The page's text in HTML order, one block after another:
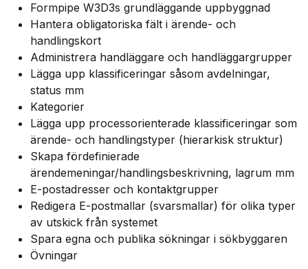
Formpipe W3D3s grundläggande uppbyggnad
Hantera obligatoriska fält i ärende- och
handlingskort
Administrera handläggare och handläggargrupper
Lägga upp klassificeringar såsom avdelningar,
status mm
Kategorier
Lägga upp processorienterade klassificeringar som
ärende- och handlingstyper (hierarkisk struktur)
Skapa fördefinierade
ärendemeningar/handlingsbeskrivning, lagrum mm
E-postadresser och kontaktgrupper
Redigera E-postmallar (svarsmallar) för olika typer
av utskick från systemet
Spara egna och publika sökningar i sökbyggaren
Övningar